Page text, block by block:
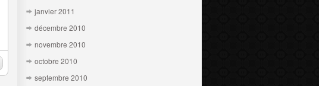
janvier 2011
décembre 2010
novembre 2010
octobre 2010
septembre 2010